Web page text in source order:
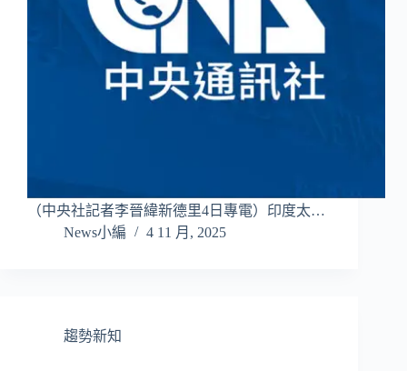
（中央社記者李晉緯新德里4日專電）印度太…
News小編
4 11 月, 2025
趨勢新知